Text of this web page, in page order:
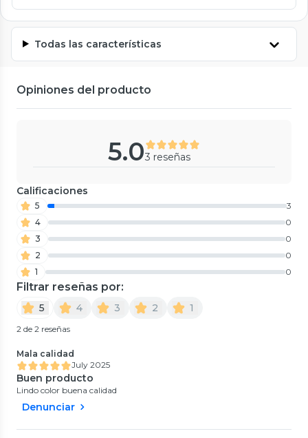
Todas las características
Opiniones del producto
5.03 reseñas
Calificaciones
5
3
4
0
3
0
2
0
1
0
Filtrar reseñas por:
5 4 3 2 1
2 de 2 reseñas
Mala calidad
July 2025
Buen producto
Lindo color buena calidad
Denunciar